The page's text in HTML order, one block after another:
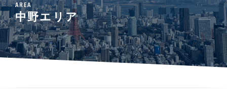
AREA
中野エリア